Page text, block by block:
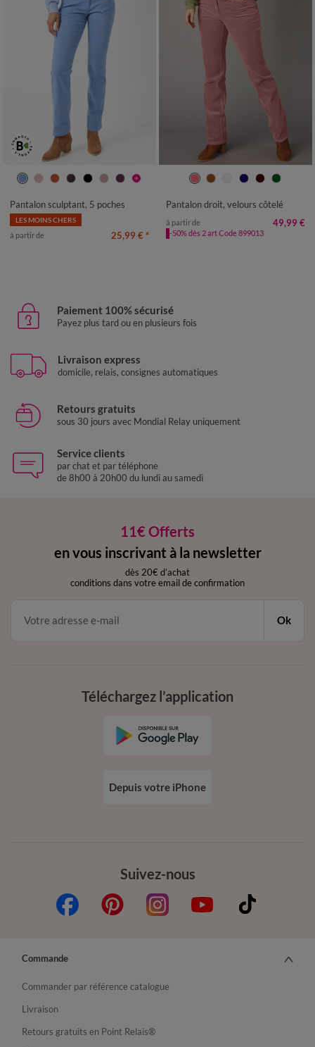
36 38 40 42 44 46
48
Pantalon sculptant, 5 poches
LES MOINS CHERS
à partir de 25,99 € *
38 40 42 44 46
Pantalon droit, velours côtelé
à partir de 49,99 €
-50% dès 2 art Code 899013
Paiement 100% sécurisé
Payez plus tard ou en plusieurs fois
Livraison express
domicile, relais, consignes automatiques
Retours gratuits
sous 30 jours avec Mondial Relay uniquement
Service clients
par chat et par téléphone
de 8h00 à 20h00 du lundi au samedi
11€ Offerts
en vous inscrivant à la newsletter
dès 20€ d’achat
conditions dans votre email de confirmation
Ok
Suivez-nous
Téléchargez l’application
Depuis votre iPhone
Commande
Commander par référence catalogue
Livraison
Retours gratuits en Point Relais®